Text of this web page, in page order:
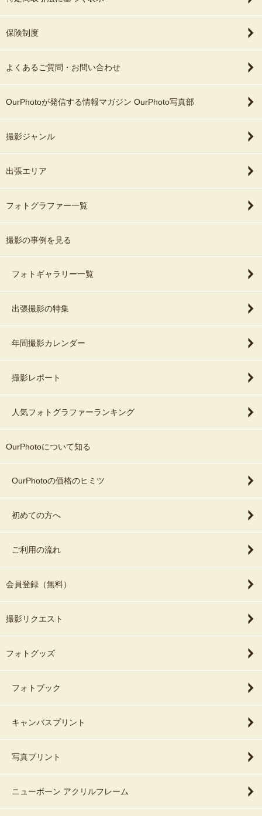
保険制度
よくあるご質問・お問い合わせ
OurPhotoが発信する情報マガジン OurPhoto写真部
撮影ジャンル
出張エリア
フォトグラファー一覧
撮影の事例を見る
フォトギャラリー一覧
出張撮影の特集
年間撮影カレンダー
撮影レポート
人気フォトグラファーランキング
OurPhotoについて知る
OurPhotoの価格のヒミツ
初めての方へ
ご利用の流れ
会員登録（無料）
撮影リクエスト
フォトグッズ
フォトブック
キャンバスプリント
写真プリント
ニューボーン アクリルフレーム